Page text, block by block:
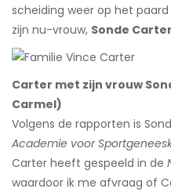
scheiding weer op het
zijn nu-vrouw, Sonde Carter
Carter met zijn vrouw
Carmel)
Volgens de rapporten is
Academie voor
Carter heeft gespeeld in de
waardoor ik me afvraag of